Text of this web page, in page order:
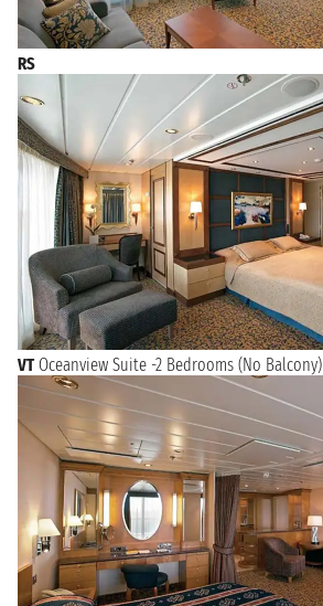
RS
VT Oceanview Suite -2 Bedrooms (No Balcony)